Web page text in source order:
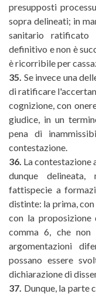
presupposti
sopra delineati; in
sanitario
definitivo e non è
è ricorribile per
35. Se invece una
di ratificare
cognizione, con
giudice, in un
pena di
contestazione.
36. La contestazione
dunque
fattispecie a
distinte: la prima,
con la
comma 6, che non
argomentazioni
possano essere
dichiarazione di
37. Dunque, la parte